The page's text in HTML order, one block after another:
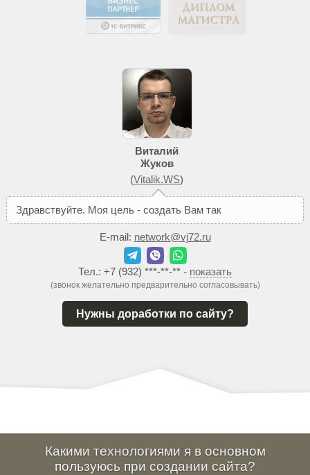
Виталий
Жуков
(Vitalik.WS)
Здравствуйте. Моя цель - создать Вам тако
E-mail: network@vj72.ru
Тел.: +7 (932) ***-**-** - показать
(звонок желательно предварительно согласовывать)
Нужны доработки по сайту?
Какими технологиями я в основном
пользуюсь при создании сайта?